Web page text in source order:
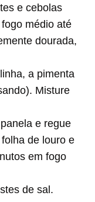
e cebolas
médio até
dourada,
a pimenta
Misture
e regue
de louro e
em fogo
de sal.